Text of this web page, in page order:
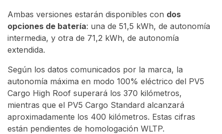
Ambas versiones estarán disponibles con dos
opciones de batería: una de 51,5 kWh, de autonomía
intermedia, y otra de 71,2 kWh, de autonomía
extendida.
Según los datos comunicados por la marca, la
autonomía máxima en modo 100% eléctrico del PV5
Cargo High Roof superará los 370 kilómetros,
mientras que el PV5 Cargo Standard alcanzará
aproximadamente los 400 kilómetros. Estas cifras
están pendientes de homologación WLTP.